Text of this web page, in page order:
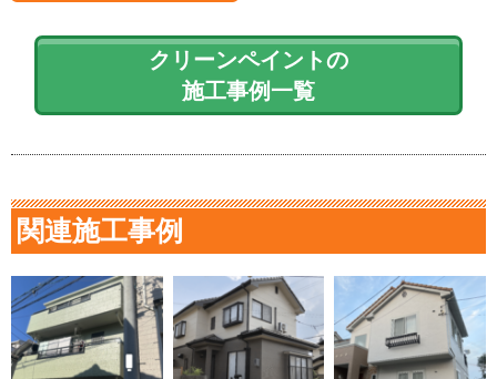
クリーンペイントの
施工事例一覧
関連施工事例